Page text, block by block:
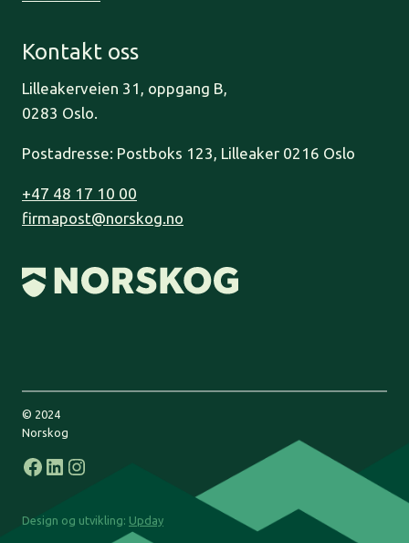
Kontakt oss
Lilleakerveien 31, oppgang B,
0283 Oslo.
Postadresse: Postboks 123, Lilleaker 0216 Oslo
+47 48 17 10 00
firmapost@norskog.no
© 2024
Norskog
Facebook
LinkedIn
Instagram
Design og utvikling: Upday